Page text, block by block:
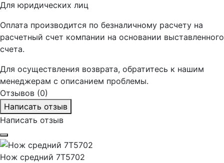
Для юридических лиц
Оплата производится по безналичному расчету на
расчетный счет компании на основании выставленного
счета.
Для осуществления возврата, обратитесь к нашим
менеджерам с описанием проблемы.
Отзывов (0)
Написать отзыв
Написать отзыв
Нож средний 7T5702